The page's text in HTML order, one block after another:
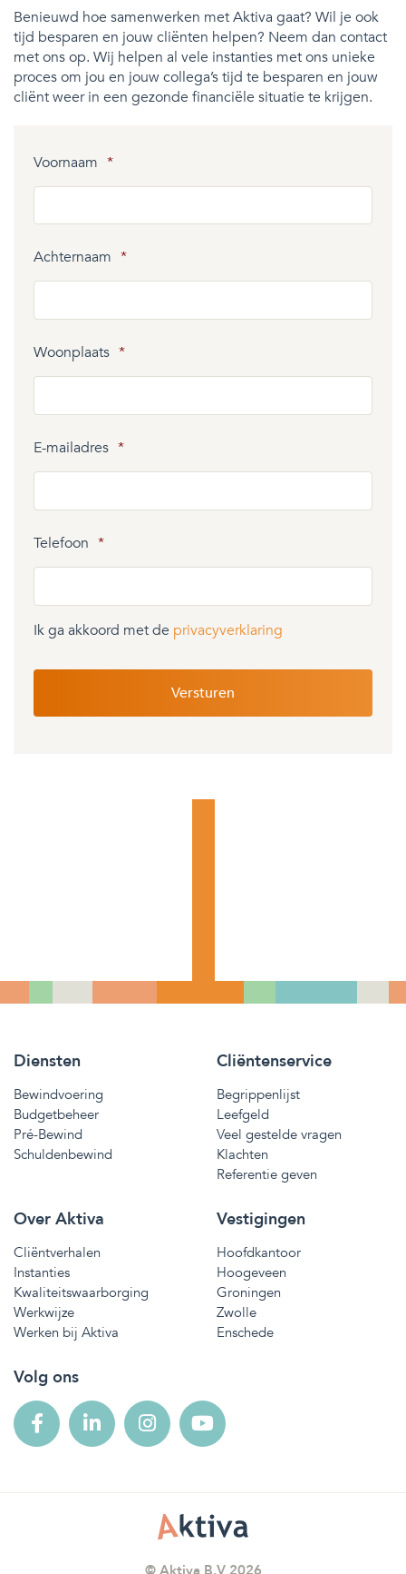
Benieuwd hoe samenwerken met Aktiva gaat? Wil je ook
tijd besparen en jouw cliënten helpen? Neem dan contact
met ons op. Wij helpen al vele instanties met ons unieke
proces om jou en jouw collega’s tijd te besparen en jouw
cliënt weer in een gezonde financiële situatie te krijgen.
Voornaam *
Achternaam *
Woonplaats *
E-mailadres *
Telefoon *
Ik ga akkoord met de privacyverklaring
Diensten
Bewindvoering
Budgetbeheer
Pré-Bewind
Schuldenbewind
Cliëntenservice
Begrippenlijst
Leefgeld
Veel gestelde vragen
Klachten
Referentie geven
Over Aktiva
Cliëntverhalen
Instanties
Kwaliteitswaarborging
Werkwijze
Werken bij Aktiva
Vestigingen
Hoofdkantoor
Hoogeveen
Groningen
Zwolle
Enschede
Volg ons
© Aktiva B.V 2026